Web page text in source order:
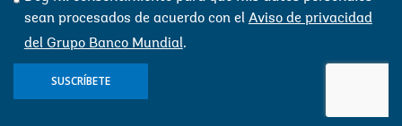
sean procesados ​​de acuerdo con el Aviso de privacidad
del Grupo Banco Mundial.
SUSCRÍBETE